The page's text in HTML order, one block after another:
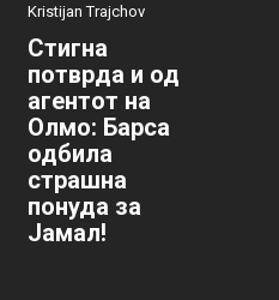
Kristijan Trajchov
Стигна
потврда и од
агентот на
Олмо: Барса
одбила
страшна
понуда за
Јамал!